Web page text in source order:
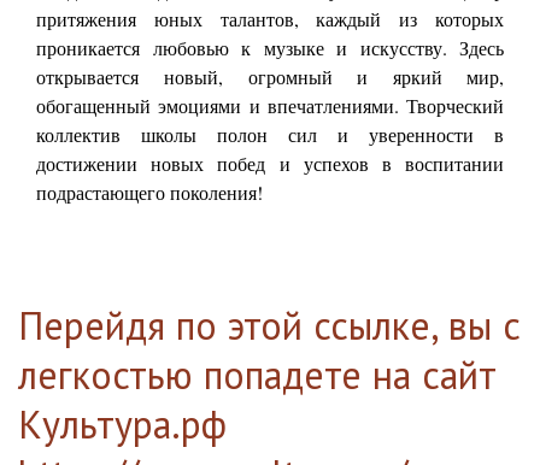
притяжения юных талантов, каждый из которых
проникается любовью к музыке и искусству. Здесь
открывается новый, огромный и яркий мир,
обогащенный эмоциями и впечатлениями. Творческий
коллектив школы полон сил и уверенности в
достижении новых побед и успехов в воспитании
подрастающего поколения!
Перейдя по этой ссылке, вы с
легкостью попадете на сайт
Культура.рф